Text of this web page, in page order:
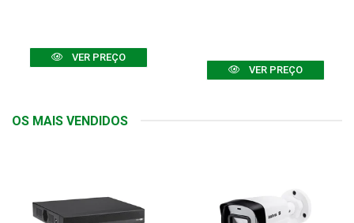
VER PREÇO
VER PREÇO
OS MAIS VENDIDOS